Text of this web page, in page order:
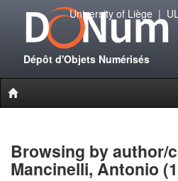
Dépôt d'Objets Numérisés
University of Liège|
Browsing by author/
Mancinelli, Antonio